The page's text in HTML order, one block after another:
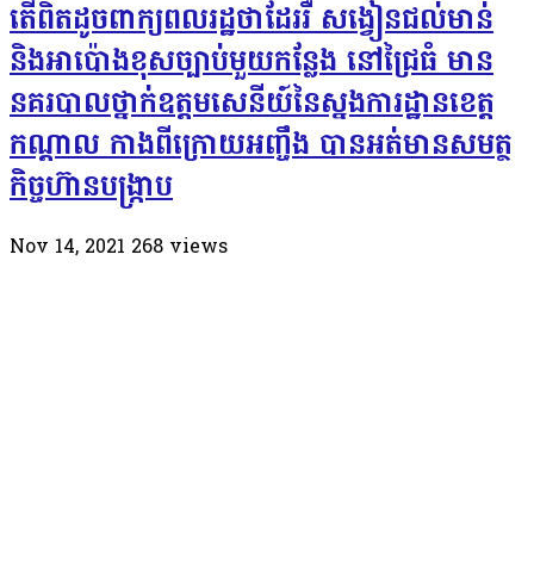
តើពិតដូចពាក្យពលរដ្ឋថាដែររឺ សង្វៀនជល់មាន់
និងអាប៉ោងខុសច្បាប់មួយកន្លែង​ នៅជ្រៃធំ មាន
នគរបាលថ្នាក់ឧត្ដមសេនីយ៍នៃស្នងការដ្ឋានខេត្ត
កណ្ដាល កាងពីក្រោយអញ្ចឹង​ បានអត់មានសមត្ថ
កិច្ចហ៊ានបង្រ្កាប
Nov 14, 2021 268 views